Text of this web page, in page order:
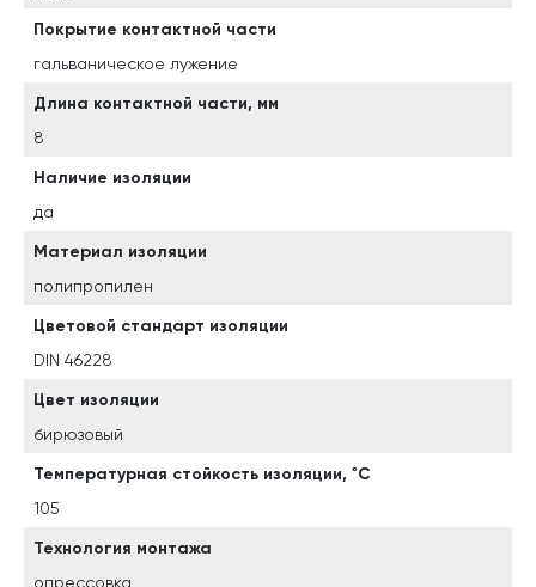
Покрытие контактной части
гальваническое лужение
Длина контактной части, мм
8
Наличие изоляции
да
Материал изоляции
полипропилен
Цветовой стандарт изоляции
DIN 46228
Цвет изоляции
бирюзовый
Температурная стойкость изоляции, ˚С
105
Технология монтажа
опрессовка